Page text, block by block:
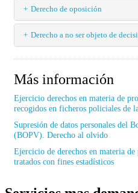
Derecho de oposición
Derecho a no ser objeto de
Más información
Ejercicio derechos en materia de
recogidos en ficheros policiales de
Supresión de datos personales del
(BOPV). Derecho al olvido
Ejercicio de derechos en materia de
tratados con fines estadísticos